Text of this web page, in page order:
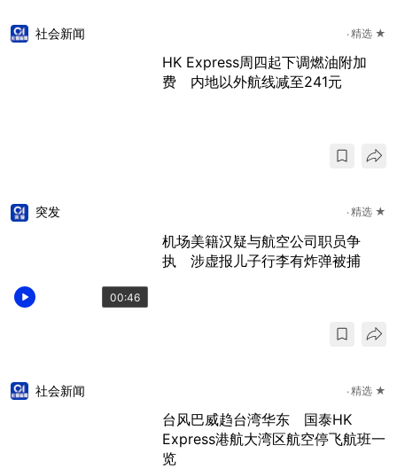
社会新闻 精选 ★
HK Express周四起下调燃油附加
费 内地以外航线减至241元
00:46
突发 精选 ★
机场美籍汉疑与航空公司职员争
执 涉虚报儿子行李有炸弹被捕
社会新闻 精选 ★
台风巴威趋台湾华东 国泰HK
Express港航大湾区航空停飞航班一
览